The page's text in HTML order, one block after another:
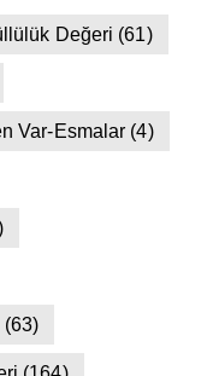
Değeri (61)
Var-Esmalar (4)
(63)